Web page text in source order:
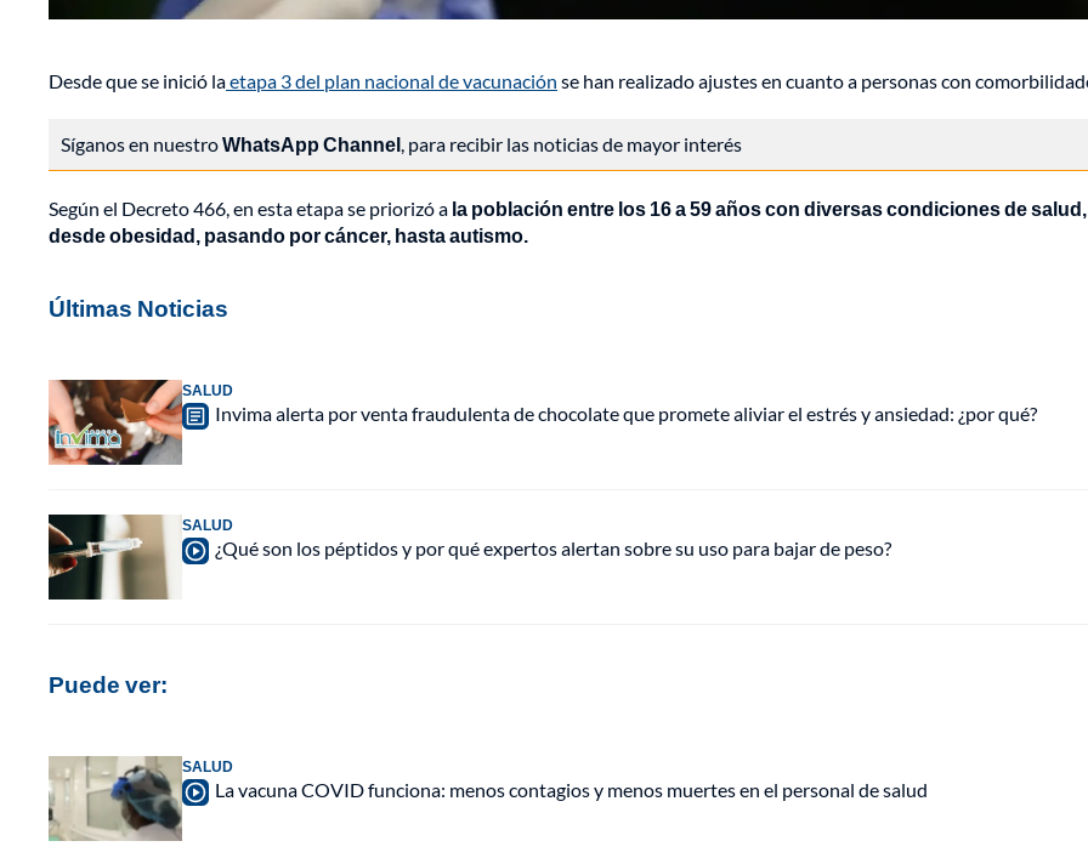
Desde que se inició laetapa 3 del plan nacional de vacunación se han realizado ajustes en cuanto a personas con
Síganos en nuestroWhatsApp Channel, para recibir las noticias de mayor interés
Según el Decreto 466, en esta etapa se priorizó a la población entre los 16 a 59 años con diversas condiciones de salud,
desde obesidad, pasando por cáncer, hasta autismo.
Últimas Noticias
SALUD
Invima alerta por venta fraudulenta de chocolate que promete aliviar el estrés y ansiedad: ¿por qué?
SALUD
¿Qué son los péptidos y por qué expertos alertan sobre su uso para bajar de peso?
Puede ver:
SALUD
La vacuna COVID funciona: menos contagios y menos muertes en el personal de salud